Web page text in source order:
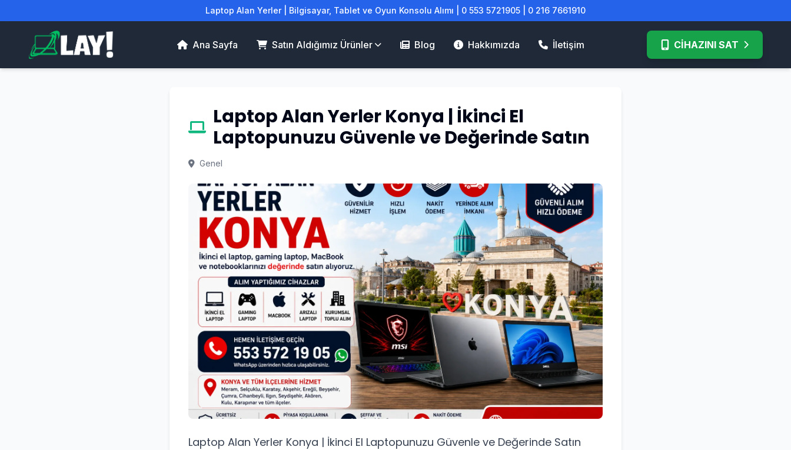
Laptop Alan Yerler | Bilgisayar, Tablet ve Oyun Konsolu Alımı | 0 553 5721905 | 0 216 7661910
Ana Sayfa Satın Aldığımız Ürünler Blog Hakkımızda İletişim CİHAZINI SAT
Laptop Alan Yerler Konya | İkinci El
Laptopunuzu Güvenle ve Değerinde Satın
Genel
Laptop Alan Yerler Konya | İkinci El Laptopunuzu Güvenle ve Değerinde Satın